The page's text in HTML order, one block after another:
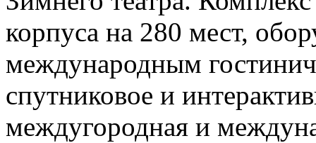
корпуса на 280 мест,
международным
спутниковое и
междугородная и